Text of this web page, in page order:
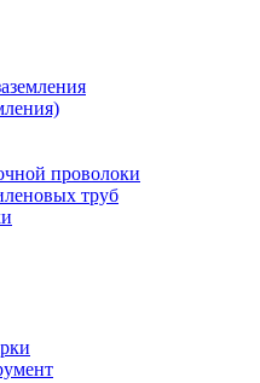
проволоки
труб